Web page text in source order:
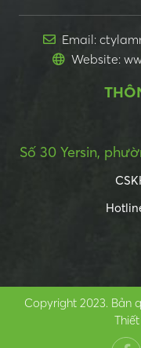
Email:
Website:
Số 30 Yersin,
Copyright 2023. Bản